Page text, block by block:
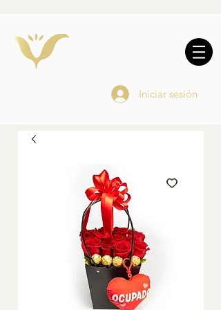
10% DE REGALO EN
ONLINE
Iniciar sesión